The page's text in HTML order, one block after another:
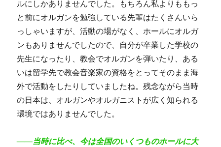
ルにしかありませんでした。もちろん私よりももっ
と前にオルガンを勉強している先輩はたくさんいら
っしゃいますが、活動の場がなく、ホールにオルガ
ンもありませんでしたので、自分が卒業した学校の
先生になったり、教会でオルガンを弾いたり、ある
いは留学先で教会音楽家の資格をとってそのまま海
外で活動をしたりしていましたね。残念ながら当時
の日本は、オルガンやオルガニストが広く知られる
環境ではありませんでした。
――当時に比べ、今は全国のいくつものホールに大